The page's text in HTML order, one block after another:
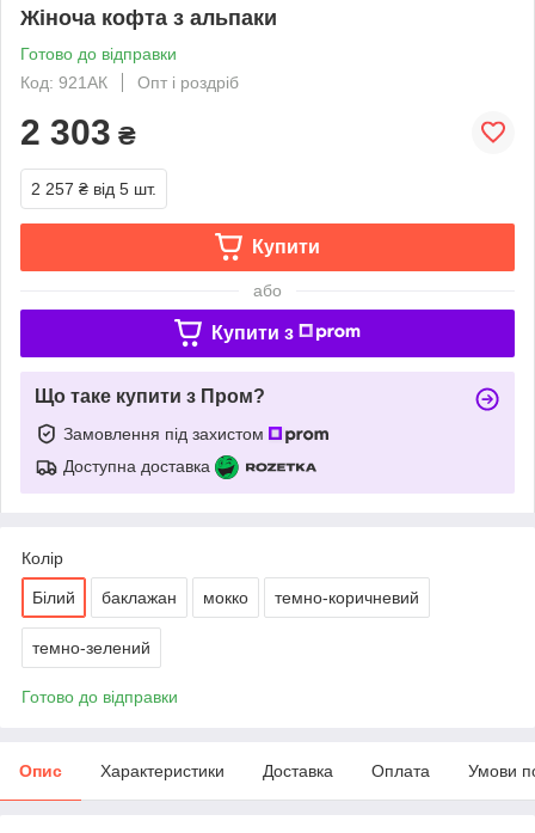
Жіноча кофта з альпаки
Готово до відправки
Код: 921АК
Опт і роздріб
2 303 ₴
2 257 ₴ від 5 шт.
Купити
або
Купити з
Що таке купити з Пром?
Замовлення під захистом
Доступна доставка
Колір
Білий баклажан мокко темно-коричневий
темно-зелений
Готово до відправки
Опис Характеристики Доставка Оплата Умови